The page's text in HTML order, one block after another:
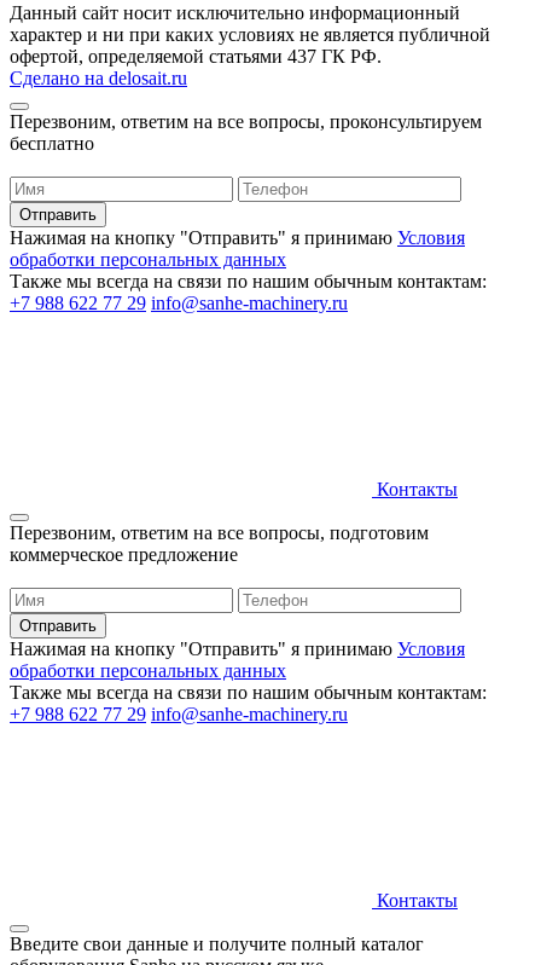
Данный сайт носит исключительно информационный
характер и ни при каких условиях не является публичной
офертой, определяемой статьями 437 ГК РФ.
Сделано на delosait.ru
Перезвоним, ответим на все вопросы, проконсультируем
бесплатно
Нажимая на кнопку "Отправить" я принимаю Условия
обработки персональных данных
Также мы всегда на связи по нашим обычным контактам:
+7 988 622 77 29 info@sanhe-machinery.ru
Контакты
Перезвоним, ответим на все вопросы, подготовим
коммерческое предложение
Нажимая на кнопку "Отправить" я принимаю Условия
обработки персональных данных
Также мы всегда на связи по нашим обычным контактам:
+7 988 622 77 29 info@sanhe-machinery.ru
Контакты
Введите свои данные и получите полный каталог